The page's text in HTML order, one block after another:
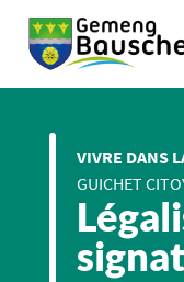
VIVRE DANS
GUICHET